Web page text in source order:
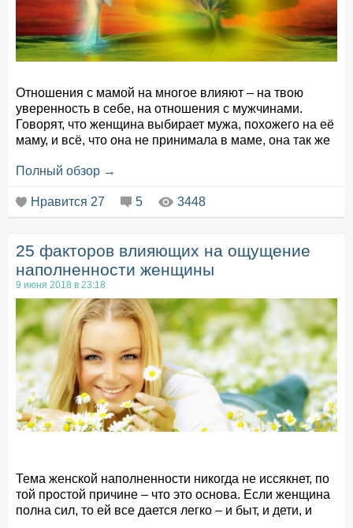
Утром слить воду и доба...
Отношения с мамой на многое влияют – на твою
уверенность в себе, на отношения с мужчинами.
Говорят, что женщина выбирает мужа, похожего на её
маму, и всё, что она не принимала в маме, она так же
то, что не смогла получить когда-то от мамы, –
признание. Но так как мужчина только внутренне
похож на её маму, т...
Полный обзор →
Нравится 27 5 3448
25 факторов влияющих на ощущение
наполненности женщины
9 июня 2018 в 23:18
Тема женской наполненности никогда не иссякнет, по
той простой причине – что это основа. Если женщина
полна сил, то ей все дается легко – и быт, и дети, и